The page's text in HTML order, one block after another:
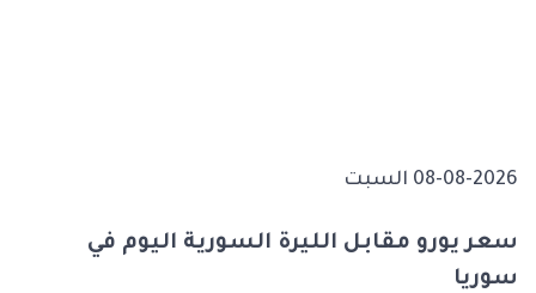
سعر يورو مقابل الليرة السورية اليوم في
سوريا
08-08-2026 السبت